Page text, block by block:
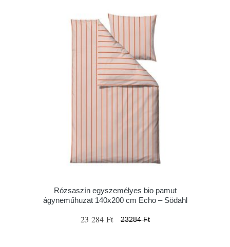
Rózsaszín egyszemélyes bio pamut
ágyneműhuzat 140x200 cm Echo – Södahl
23 284 Ft 23284 Ft